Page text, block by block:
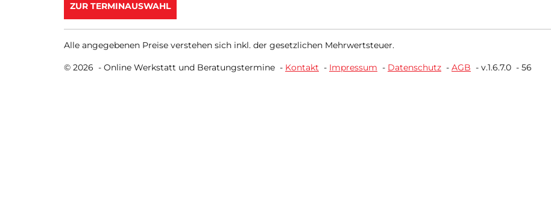
ZUR TERMINAUSWAHL
Alle angegebenen Preise verstehen sich inkl. der gesetzlichen Mehrwertsteuer.
© 2026 - Online Werkstatt und Beratungstermine - Kontakt - Impressum - Datenschutz - AGB - v.1.6.7.0 - 56